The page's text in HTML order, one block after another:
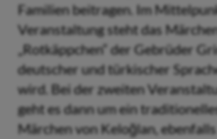
Familien beitragen. Im
Veranstaltung steht das
„Rotkäppchen“ der Gebrüder
deutscher und türkischer
wird. Bei der zweiten
geht es dann um ein
Märchen von Keloğlan, ebenfalls